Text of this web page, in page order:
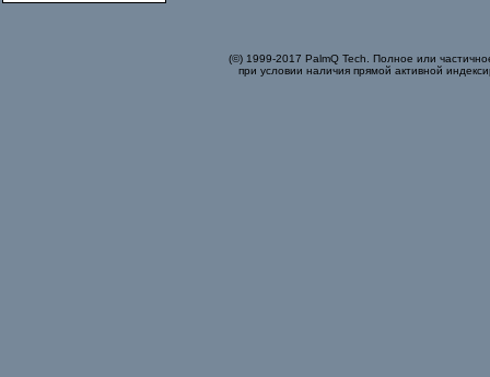
(©) 1999-2017 PalmQ Tech. Полное или
при условии наличия прямой активной